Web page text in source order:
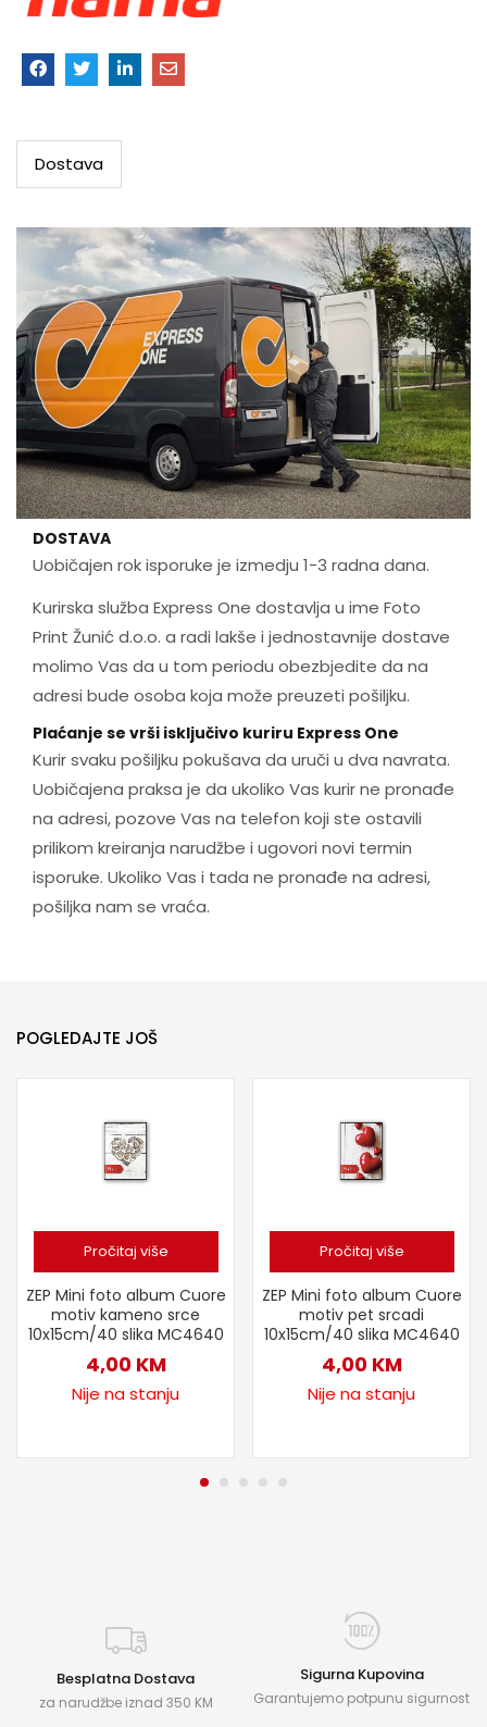
Dostava
DOSTAVA
Uobičajen rok isporuke je izmedju 1-3 radna dana.
Kurirska služba Express One dostavlja u ime Foto
Print Žunić d.o.o. a radi lakše i jednostavnije dostave
molimo Vas da u tom periodu obezbjedite da na
adresi bude osoba koja može preuzeti pošiljku.
Plaćanje se vrši isključivo kuriru Express One
Kurir svaku pošiljku pokušava da uruči u dva navrata.
Uobičajena praksa je da ukoliko Vas kurir ne pronađe
na adresi, pozove Vas na telefon koji ste ostavili
prilikom kreiranja narudžbe i ugovori novi termin
isporuke. Ukoliko Vas i tada ne pronađe na adresi,
pošiljka nam se vraća.
POGLEDAJTE JOŠ
Pročitaj više
ZEP Mini foto album Cuore
motiv kameno srce
10x15cm/40 slika MC4640
4,00 KM
Nije na stanju
Pročitaj više
ZEP Mini foto album Cuore
motiv pet srcadi
10x15cm/40 slika MC4640
4,00 KM
Nije na stanju
Besplatna Dostava
za narudžbe iznad 350 KM
Sigurna Kupovina
Garantujemo potpunu sigurnost